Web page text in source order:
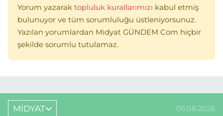
Yorum yazarak topluluk kurallarımızı kabul etmiş
bulunuyor ve tüm sorumluluğu üstleniyorsunuz.
Yazılan yorumlardan Midyat GÜNDEM Com hiçbir
şekilde sorumlu tutulamaz.
MİDYAT 06.08.2026